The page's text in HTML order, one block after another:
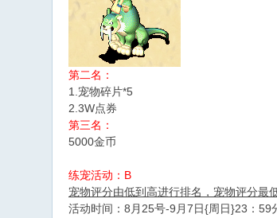
第二名：
1.宠物碎片*5
2.3W点券
第三名：
5000金币
练宠活动：B
宠物评分由低到高进行排名，宠物评分最
活动时间：8月25号-9月7日{周日}23：59